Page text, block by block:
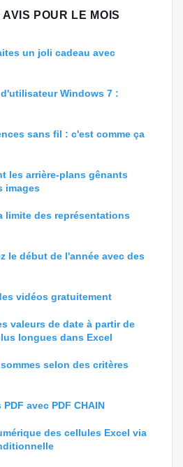
POUR LE MOIS
un joli cadeau avec
Windows 7 :
sans fil : c'est comme ça
les arrière-plans gênants
images
limite des représentations
le début de l'année avec des
vidéos gratuitement
valeurs de date à partir de
longues dans Excel
selon des critères
avec PDF CHAIN
des cellules Excel via